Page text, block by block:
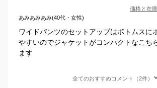
価格と在
あみあみあみ(40代・女性)
ワイドパンツのセットアップはボトムスに
やすいのでジャケットがコンパクトなこち
ます
全てのおすすめコメント（2件）